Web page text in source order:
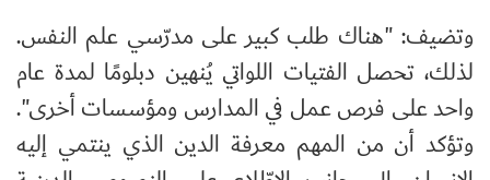
وتضيف: "هناك طلب كبير على مدرّسي علم النفس.
لذلك، تحصل الفتيات اللواتي يُنهين دبلومًا لمدة عام
واحد على فرص عمل في المدارس ومؤسسات أخرى".
وتؤكد أن من المهم معرفة الدين الذي ينتمي إليه